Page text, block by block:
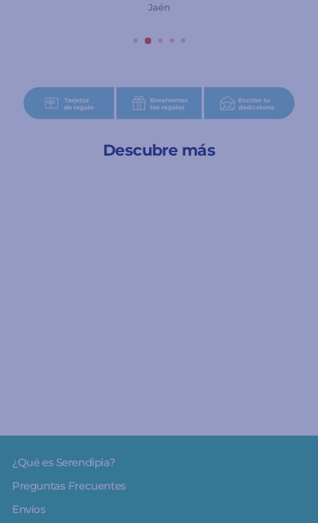
Jaén
Descubre más
¿Qué es Serendipia?
Preguntas Frecuentes
Envíos